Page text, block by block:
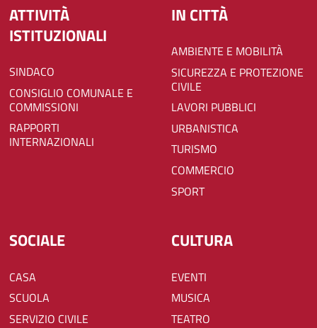
ATTIVITÀ
ISTITUZIONALI
SINDACO
CONSIGLIO COMUNALE E
COMMISSIONI
RAPPORTI
INTERNAZIONALI
IN CITTÀ
AMBIENTE E MOBILITÀ
SICUREZZA E PROTEZIONE
CIVILE
LAVORI PUBBLICI
URBANISTICA
TURISMO
COMMERCIO
SPORT
SOCIALE
CASA
SCUOLA
SERVIZIO CIVILE
CULTURA
EVENTI
MUSICA
TEATRO